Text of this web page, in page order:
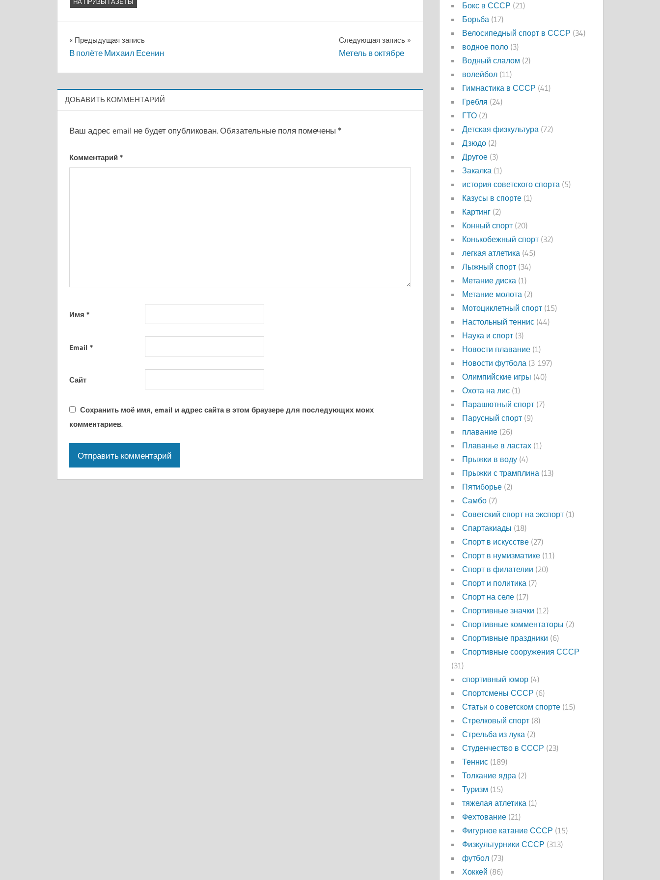
Навигация
по
Предыдущая запись
В полёте Михаил Есенин
Следующая запись
Метель в октябре
ДОБАВИТЬ КОММЕНТАРИЙ
Ваш адрес email не будет опубликован.Обязательные поля помечены *
Комментарий *
Имя *
Email *
Сайт
Сохранить моё имя, email и адрес сайта в этом браузере для последующих моих
комментариев.
Бокс в СССР (21)
Борьба (17)
Велосипедный спорт в СССР (34)
водное поло (3)
Водный слалом (2)
волейбол (11)
Гимнастика в СССР (41)
Гребля (24)
ГТО (2)
Детская физкультура (72)
Дзюдо (2)
Другое (3)
Закалка (1)
история советского спорта (5)
Казусы в спорте (1)
Картинг (2)
Конный спорт (20)
Конькобежный спорт (32)
легкая атлетика (45)
Лыжный спорт (34)
Метание диска (1)
Метание молота (2)
Мотоциклетный спорт (15)
Настольный теннис (44)
Наука и спорт (3)
Новости плавание (1)
Новости футбола (3 197)
Олимпийские игры (40)
Охота на лис (1)
Парашютный спорт (7)
Парусный спорт (9)
плавание (26)
Плаванье в ластах (1)
Прыжки в воду (4)
Прыжки с трамплина (13)
Пятиборье (2)
Самбо (7)
Советский спорт на экспорт (1)
Спартакиады (18)
Спорт в искусстве (27)
Спорт в нумизматике (11)
Спорт в филателии (20)
Спорт и политика (7)
Спорт на селе (17)
Спортивные значки (12)
Спортивные комментаторы (2)
Спортивные праздники (6)
Спортивные сооружения СССР
(31)
спортивный юмор (4)
Спортсмены СССР (6)
Статьи о советском спорте (15)
Стрелковый спорт (8)
Стрельба из лука (2)
Студенчество в СССР (23)
Теннис (189)
Толкание ядра (2)
Туризм (15)
тяжелая атлетика (1)
Фехтование (21)
Фигурное катание СССР (15)
Физкультурники СССР (313)
футбол (73)
Хоккей (86)